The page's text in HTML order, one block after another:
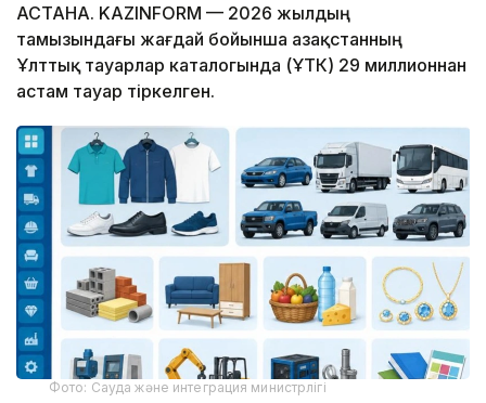
АСТАНА. KAZINFORM — 2026 жылдың
тамызындағы жағдай бойынша Қазақстанның
Ұлттық тауарлар каталогында (ҰТК) 29 миллионнан
астам тауар тіркелген.
Фото: Сауда және интеграция министрлігі